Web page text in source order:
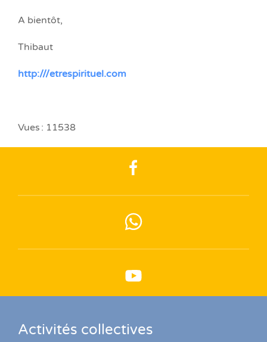
A bientôt,
Thibaut
http:///etrespirituel.com
Vues : 11538
Activités collectives